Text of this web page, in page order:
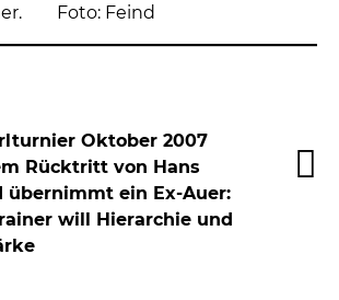
Foto: Feind
Oktober 2007
Rücktritt von Hans
übernimmt ein Ex-Auer:
will Hierarchie und